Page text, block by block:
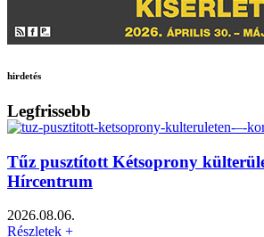
hirdetés
Legfrissebb
Tűz pusztított Kétsoprony
Hírcentrum
2026.08.06.
Részletek +